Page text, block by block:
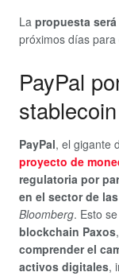
La propuesta
próximos días
PayPal
stablecoin
PayPal, el gigante
proyecto de
regulatoria por
en el sector de
Bloomberg. Esto
blockchain Paxos
comprender el
activos digitales,